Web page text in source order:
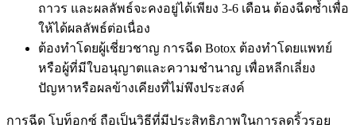
ถาวร และผลลัพธ์จะคงอยู่ได้เพียง 3-6 เดือน ต้องฉีดซ้ำเพื่อ
ให้ได้ผลลัพธ์ต่อเนื่อง
ต้องทำโดยผู้เชี่ยวชาญ การฉีด Botox ต้องทำโดยแพทย์
หรือผู้ที่มีใบอนุญาตและความชำนาญ เพื่อหลีกเลี่ยง
ปัญหาหรือผลข้างเคียงที่ไม่พึงประสงค์
การฉีด โบท็อกซ์ ถือเป็นวิธีที่มีประสิทธิภาพในการลดริ้วรอย